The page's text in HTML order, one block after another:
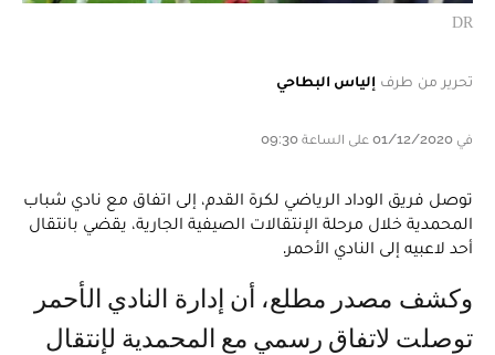
DR
تحرير من طرف إلياس البطاحي
في 01/12/2020 على الساعة 09:30
توصل فريق الوداد الرياضي لكرة القدم، إلى اتفاق مع نادي شباب
المحمدية خلال مرحلة الإنتقالات الصيفية الجارية، يقضي بانتقال
أحد لاعبيه إلى النادي الأحمر.
وكشف مصدر مطلع، أن إدارة النادي الأحمر
توصلت لاتفاق رسمي مع المحمدية لإنتقال